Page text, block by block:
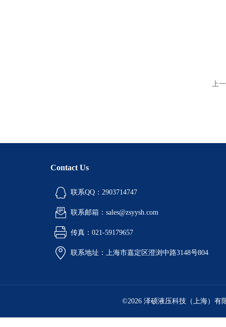
上
Contact Us
联系QQ：2903714747
联系邮箱：sales@zsyysh.com
传真：021-59179657
联系地址：上海市嘉定区澄浏中路3148号804
©2026 泽硕液压科技（上海）有